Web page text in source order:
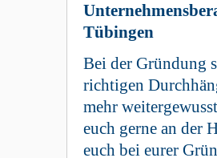
Tübingen
Bei der Gründung
richtigen
mehr
euch gerne an der
euch bei eurer